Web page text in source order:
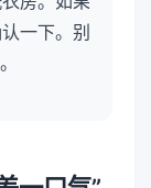
一下。别